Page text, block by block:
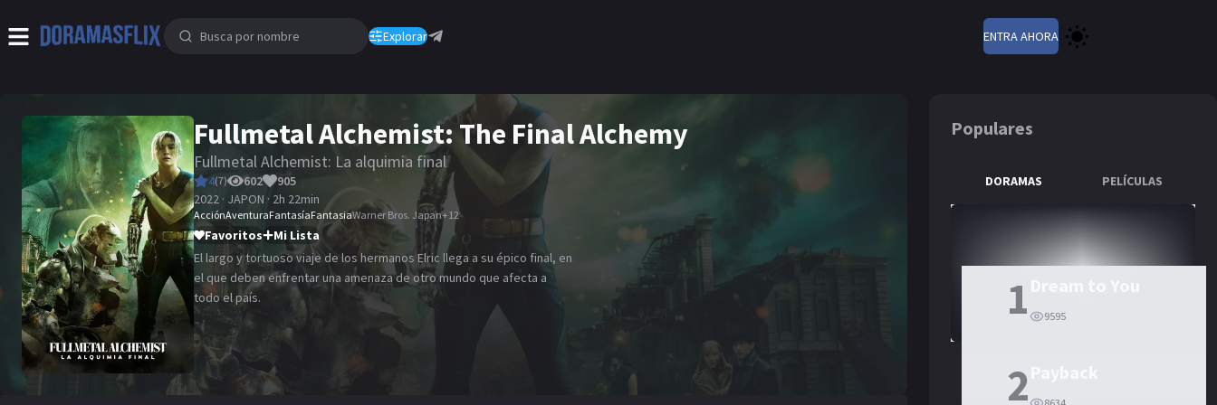
Explorar ENTRA AHORA
Fullmetal Alchemist: The Final Alchemy
Fullmetal Alchemist: La alquimia final
4(7) 602
905
2022 · JAPON · 2h 22min
AcciónAventuraFantasíaFantasiaWarner Bros. Japan+12
Favoritos
Mi Lista
El largo y tortuoso viaje de los hermanos Elric llega a su épico final, en
el que deben enfrentar una amenaza de otro mundo que afecta a
todo el país.
Populares
DORAMAS PELÍCULAS
1 9595
2